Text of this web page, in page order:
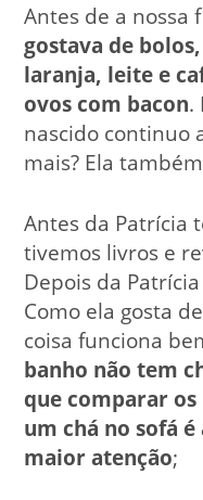
Antes de a nossa
gostava de
laranja, leite e
ovos com bacon.
nascido continuo
mais? Ela
Antes da Patrícia
tivemos livros e
Depois da
Como ela gosta
coisa funciona
banho não tem
que comparar
um chá no sofá
maior atenção;